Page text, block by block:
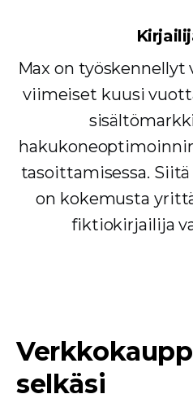
Max on työskennellyt
viimeiset kuusi
tasoittamisessa.
on kokemusta
fiktiokirjailija
selkäsi